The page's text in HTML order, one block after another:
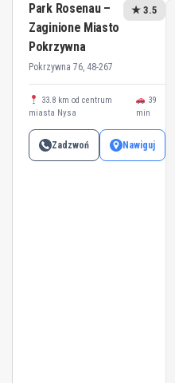
Park Rosenau –
Zaginione Miasto
Pokrzywna
Pokrzywna 76, 48-267
★ 3.5
33.8 km od centrum
miasta Nysa
39
min
Zadzwoń Nawiguj